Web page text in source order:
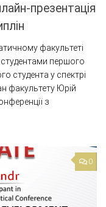
презентація
факультеті
першого
студента у спектрі
факультету Юрій
з
0